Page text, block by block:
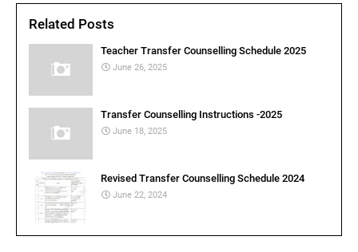
Related Posts
Teacher Transfer Counselling Schedule 2025
June 26, 2025
Transfer Counselling Instructions -2025
June 18, 2025
Revised Transfer Counselling Schedule 2024
June 22, 2024